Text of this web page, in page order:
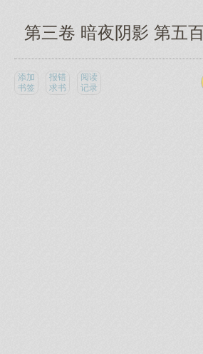
第三卷 暗夜阴影 第五
添加
书签
报错
求书
阅读
记录